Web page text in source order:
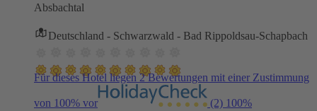
Absbachtal
Deutschland - Schwarzwald - Bad Rippoldsau-Schapbach
Für dieses Hotel liegen 2 Bewertungen mit einer Zustimmung
von 100% vor (2) 100%